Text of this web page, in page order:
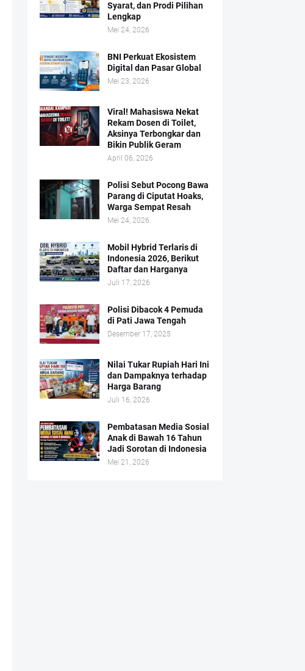
Syarat, dan Prodi Pilihan
Lengkap
Mei 24, 2026
BNI Perkuat Ekosistem
Digital dan Pasar Global
Mei 23, 2026
Viral! Mahasiswa Nekat
Rekam Dosen di Toilet,
Aksinya Terbongkar dan
Bikin Publik Geram
April 06, 2026
Polisi Sebut Pocong Bawa
Parang di Ciputat Hoaks,
Warga Sempat Resah
Mei 24, 2026
Mobil Hybrid Terlaris di
Indonesia 2026, Berikut
Daftar dan Harganya
Juli 17, 2026
Polisi Dibacok 4 Pemuda
di Pati Jawa Tengah
Desember 17, 2025
Nilai Tukar Rupiah Hari Ini
dan Dampaknya terhadap
Harga Barang
Juli 16, 2026
Pembatasan Media Sosial
Anak di Bawah 16 Tahun
Jadi Sorotan di Indonesia
Mei 21, 2026